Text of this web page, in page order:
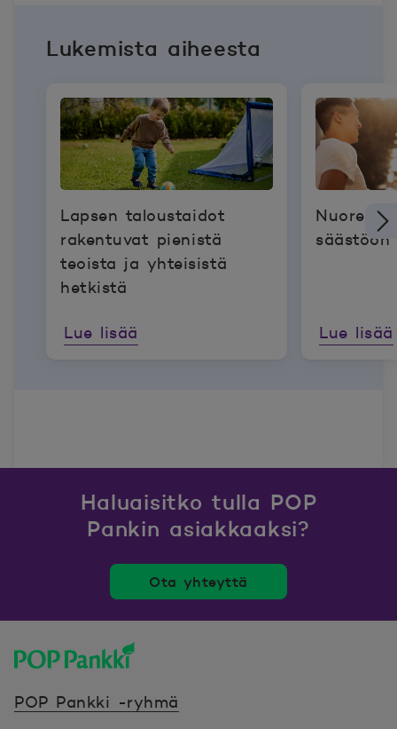
Lukemista aiheesta
Lapsen taloustaidot
rakentuvat pienistä
teoista ja yhteisistä
hetkistä
Lue lisää
Nuoren
Lue lisää
Haluaisitko tulla POP
Pankin asiakkaaksi?
Ota yhteyttä
POP Pankki -ryhmä